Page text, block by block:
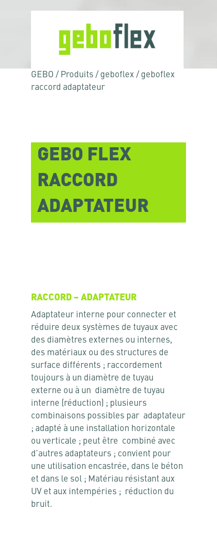
GEBO / Produits / geboflex / geboflex
raccord adaptateur
GEBO FLEX
RACCORD
ADAPTATEUR
RACCORD – ADAPTATEUR
Adaptateur interne pour connecter et
réduire deux systèmes de tuyaux avec
des diamètres externes ou internes,
des matériaux ou des structures de
surface différents ; raccordement
toujours à un diamètre de tuyau
externe ou à un diamètre de tuyau
interne (réduction) ; plusieurs
combinaisons possibles par adaptateur
; adapté à une installation horizontale
ou verticale ; peut être combiné avec
d’autres adaptateurs ; convient pour
une utilisation encastrée, dans le béton
et dans le sol ; Matériau résistant aux
UV et aux intempéries ; réduction du
bruit.